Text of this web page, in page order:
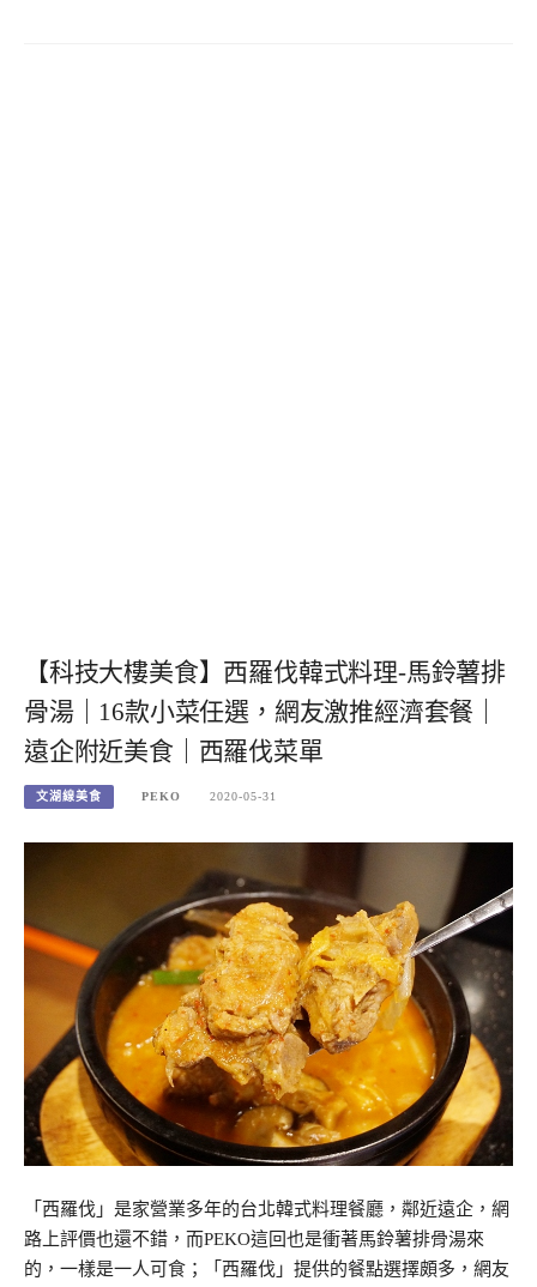
【科技大樓美食】西羅伐韓式料理-馬鈴薯排
骨湯｜16款小菜任選，網友激推經濟套餐｜
遠企附近美食｜西羅伐菜單
文湖線美食 PEKO 2020-05-31
「西羅伐」是家營業多年的台北韓式料理餐廳，鄰近遠企，網
路上評價也還不錯，而PEKO這回也是衝著馬鈴薯排骨湯來
的，一樣是一人可食；「西羅伐」提供的餐點選擇頗多，網友